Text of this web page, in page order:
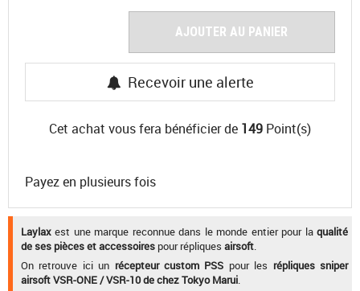
AJOUTER AU PANIER
Recevoir une alerte
Cet achat vous fera bénéficier de 149 Point(s)
Payez en plusieurs fois
Laylax est une marque reconnue dans le monde entier pour la qualité
de ses pièces et accessoires pour répliques airsoft
On retrouve ici un récepteur custom PSS pour les répliques sniper
airsoft VSR-ONE / VSR-10 de chez Tokyo Marui.